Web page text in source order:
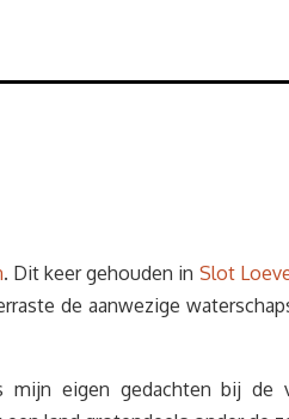
. Dit keer gehouden in Slot
de aanwezige
eigen gedachten bij de